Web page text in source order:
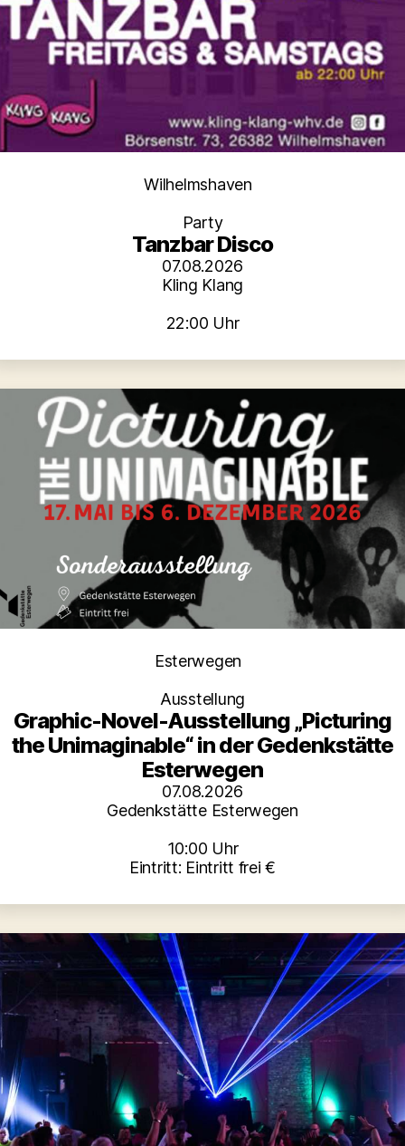
Kategorien
Wilhelmshaven
Party
Tanzbar Disco
07.08.2026
Kling Klang
22:00 Uhr
Kategorien
Esterwegen
Ausstellung
Graphic-Novel-Ausstellung „Picturing
the Unimaginable“ in der Gedenkstätte
Esterwegen
07.08.2026
Gedenkstätte Esterwegen
10:00 Uhr
Eintritt: Eintritt frei €